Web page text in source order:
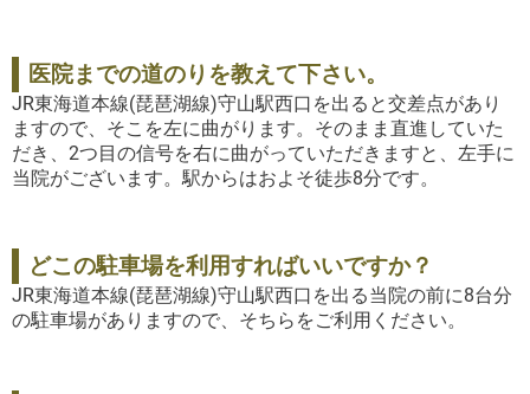
医院までの道のりを教えて下さい。
JR東海道本線(琵琶湖線)守山駅西口を出ると交差点があり
ますので、そこを左に曲がります。そのまま直進していた
だき、2つ目の信号を右に曲がっていただきますと、左手に
当院がございます。駅からはおよそ徒歩8分です。
どこの駐車場を利用すればいいですか？
JR東海道本線(琵琶湖線)守山駅西口を出る当院の前に8台分
の駐車場がありますので、そちらをご利用ください。